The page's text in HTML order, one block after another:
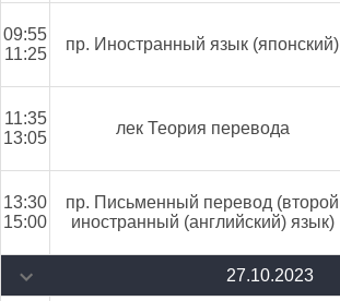
09:55
11:25
пр. Иностранный язык (японский)
11:35
13:05
лек Теория перевода
13:30
15:00
пр. Письменный перевод (второй
иностранный (английский) язык)
27.10.2023